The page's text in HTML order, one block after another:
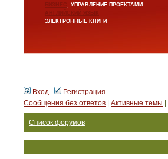
БИЗНЕС, УПРАВЛЕНИЕ ПРОЕКТАМИ
АНГЛИЙСКИЙ ЯЗЫК
ЭЛЕКТРОННЫЕ КНИГИ
Вход
Регистрация
Сообщения без ответов
Активные темы
Список форумов